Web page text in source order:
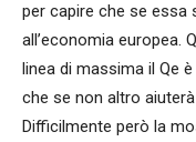
per capire che se essa
all’economia europea.
linea di massima il Qe
che se non altro
Difficilmente però la